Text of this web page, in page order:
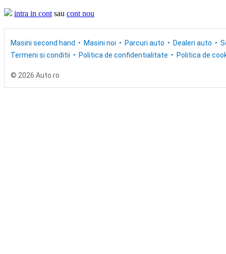
intra in cont sau cont nou
Masini second hand Masini noi Parcuri auto Dealeri auto
Termeni si conditii
Politica de confidentialitate Politica de
© 2026 Auto.ro